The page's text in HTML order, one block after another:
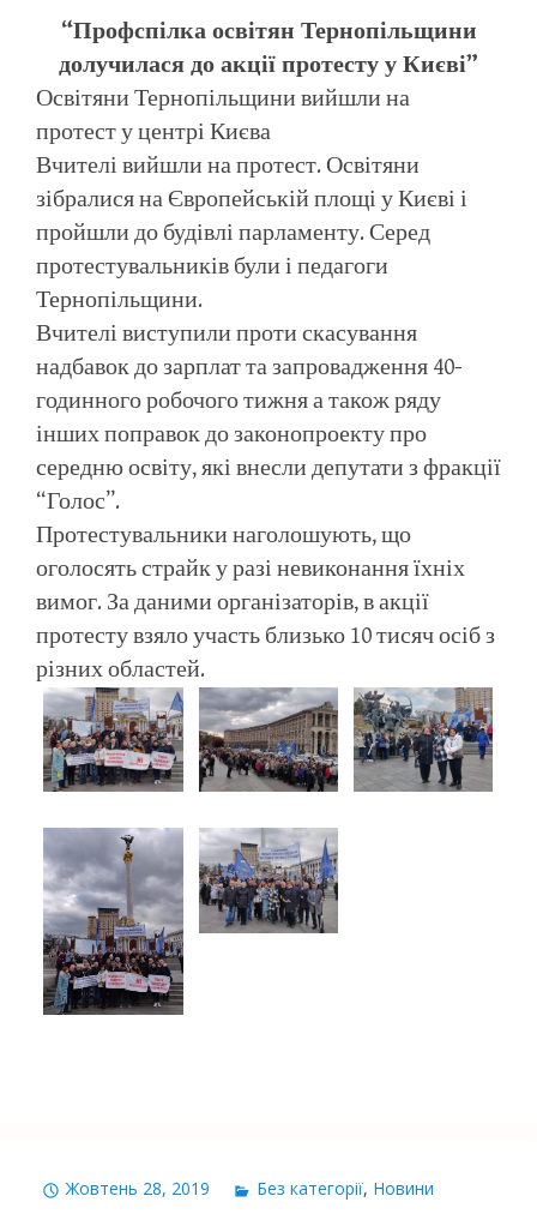
“Профспілка освітян Тернопільщини
долучилася до акції протесту у Києві”
Освітяни Тернопільщини вийшли на
протест у центрі Києва
Вчителі вийшли на протест. Освітяни
зібралися на Європейській площі у Києві і
пройшли до будівлі парламенту. Серед
протестувальників були і педагоги
Тернопільщини.
Вчителі виступили проти скасування
надбавок до зарплат та запровадження 40-
годинного робочого тижня а також ряду
інших поправок до законопроекту про
середню освіту, які внесли депутати з фракції
“Голос”.
Протестувальники наголошують, що
оголосять страйк у разі невиконання їхніх
вимог. За даними організаторів, в акції
протесту взяло участь близько 10 тисяч осіб з
різних областей.
Жовтень 28, 2019 Без категорії, Новини